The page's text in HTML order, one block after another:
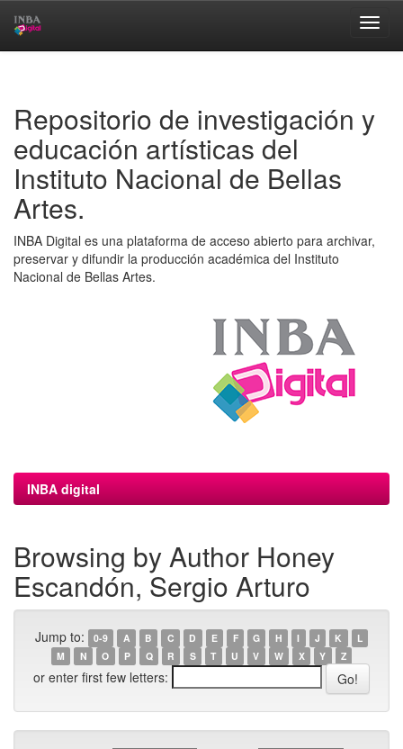
Repositorio de investigación y
educación artísticas del
Instituto Nacional de Bellas
Artes.
INBA Digital es una plataforma de acceso abierto para archivar,
preservar y difundir la producción académica del Instituto
Nacional de Bellas Artes.
INBA digital
Browsing by Author Honey
Escandón, Sergio Arturo
Jump to: 0-9 A B C D E F G H I J K
L
M
N O P Q R S T U V W X Y Z
or enter first few letters: